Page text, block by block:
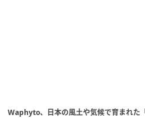
Waphyto、日本の風土や気候で育まれた